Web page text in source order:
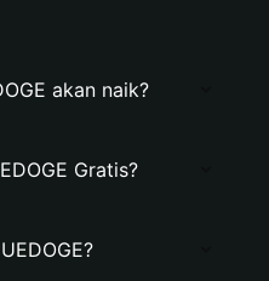
akan naik?
Gratis?